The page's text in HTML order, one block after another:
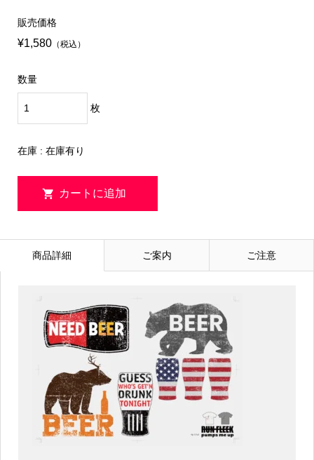
販売価格
¥1,580（税込）
数量
枚
在庫 : 在庫有り
商品詳細 ご案内 ご注意